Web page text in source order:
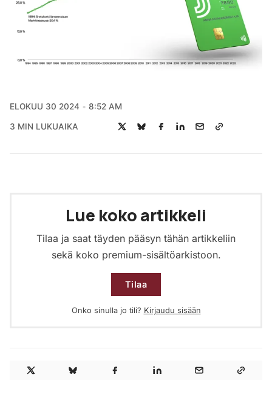
ELOKUU 30 2024 8:52 AM
3 MIN LUKUAIKA
Lue koko artikkeli
Tilaa ja saat täyden pääsyn tähän artikkeliin
sekä koko premium-sisältöarkistoon.
Tilaa
Onko sinulla jo tili? Kirjaudu sisään